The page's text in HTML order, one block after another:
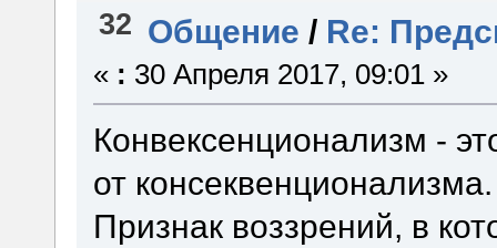
32 Общение / Re:
« : 30 Апреля 2017, 09:01 »
Конвексенционализм -
от
Признак воззрений, в